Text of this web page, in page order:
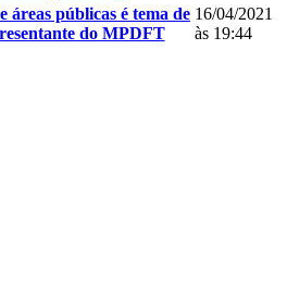
áreas públicas é tema de
do MPDFT
16/04/2021
às 19:44